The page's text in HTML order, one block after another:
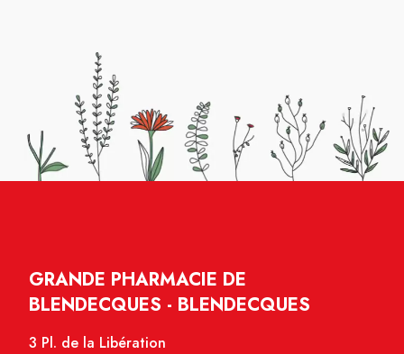
GRANDE PHARMACIE DE
BLENDECQUES - BLENDECQUES
3 Pl. de la Libération